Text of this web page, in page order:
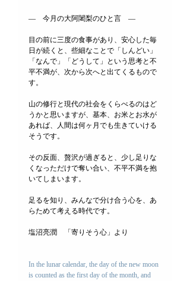
―　今月の大阿闍梨のひと言 ―
目の前に三度の食事があり、安心した毎
日が続くと、些細なことで「しんどい」
「なんで」「どうして」という思考と不
平不満が、次から次へと出てくるもので
す。
山の修行と現代の社会をくらべるのはど
うかと思いますが、基本、お米とお水が
あれば、人間は何ヶ月でも生きていける
そうです。
その反面、贅沢が過ぎると、少し足りな
くなっただけで奪い合い、不平不満を抱
いてしまいます。
足るを知り、みんなで分け合う心を、あ
らためて考える時代です。
塩沼亮潤　「寄りそう心」より
In the lunar calendar, the day of the new moon
is counted as the first day of the month, and